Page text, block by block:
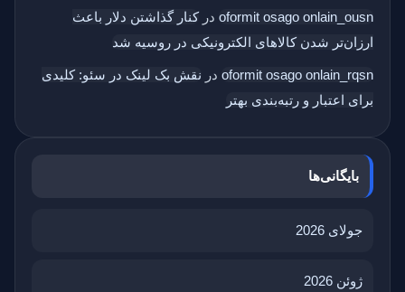
oformit osago onlain_ousn درکنار گذاشتن دلار باعث
ارزان‌تر شدن کالاهای الکترونیکی در روسیه شد
oformit osago onlain_rqsn در نقش بک‌ لینک در سئو: کلیدی
برای اعتبار و رتبه‌بندی بهتر
بایگانی‌ها
جولای 2026
ژوئن 2026